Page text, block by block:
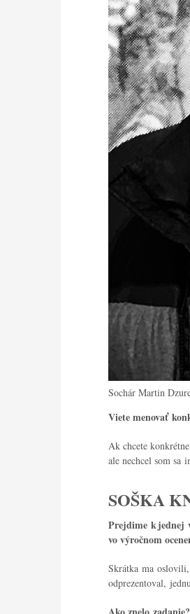
Sochár Martin
Viete menovať
Ak chcete
ale nechcel som
SOŠKA
Prejdime k jednej
vo výročnom
Skrátka ma
odprezentoval,